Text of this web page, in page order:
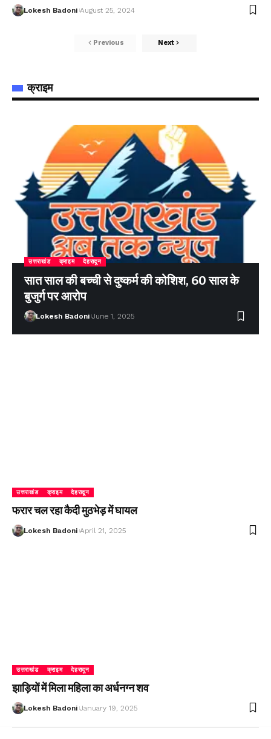
Lokesh Badoni August 25, 2024
Previous Next
क्राइम
उत्तराखंड क्राइम देहरादून
सात साल की बच्ची से दुष्कर्म की कोशिश, 60 साल के
बुजुर्ग पर आरोप
Lokesh Badoni June 1, 2025
उत्तराखंड क्राइम देहरादून
फरार चल रहा कैदी मुठभेड़ में घायल
Lokesh Badoni April 21, 2025
उत्तराखंड क्राइम देहरादून
झाड़ियों में मिला महिला का अर्धनग्न शव
Lokesh Badoni January 19, 2025